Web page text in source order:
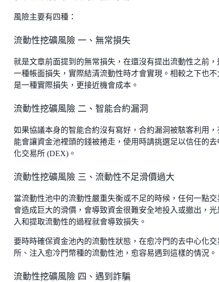
風險主要有四種：
流動性挖礦風險 一、無常損失
就是文章前面提到的無常損失，在還沒有提出流動性之前，
一種帳面損失，實際結清流動性時才會實現。相較之下也不
是一種實際損失，更接近機會成本。
流動性挖礦風險 二、智能合約漏洞
如果協議本身的智能合約沒有寫好，合約漏洞被駭客利用，
能會讓資金池裡頭的錢被捲走，使用時請挑選足以信任的去
化交易所 (DEX)。
流動性挖礦風險 三、流動性不足滑價過大
當流動性池中的流動性嚴重失衡或不足的時候，任何一點交
會造成巨大的滑價，會導致資金很難安全地投入或撤出，光
入和提取流動性的過程就會導致損失。
要時時確保資金池內的流動性狀態，在愈冷門的去中心化交
所、注入愈冷門幣種的流動性池，愈容易遇到這樣的情況。
流動性挖礦風險 四、遇到詐騙